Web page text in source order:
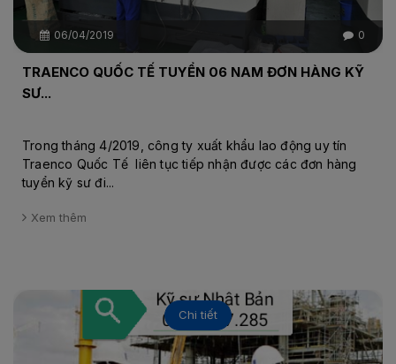
06/04/2019 0
TRAENCO QUỐC TẾ TUYỂN 06 NAM ĐƠN HÀNG KỸ
SƯ...
Trong tháng 4/2019, công ty xuất khẩu lao động uy tín
Traenco Quốc Tế liên tục tiếp nhận được các đơn hàng
tuyển kỹ sư đi...
Xem thêm
Chi tiết